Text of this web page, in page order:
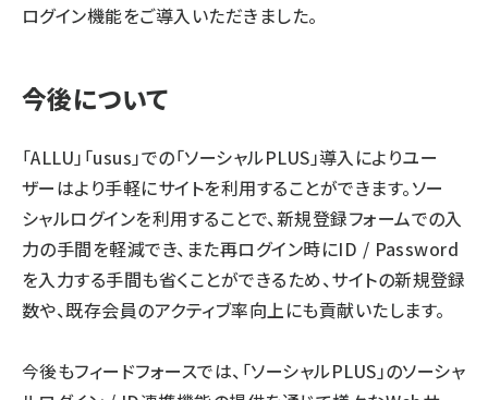
ログイン機能をご導入いただきました。
今後について
「ALLU」「usus」での「ソーシャルPLUS」導入によりユー
ザーはより手軽にサイトを利用することができます。ソー
シャルログインを利用することで、新規登録フォームでの入
力の手間を軽減でき、また再ログイン時にID / Password
を入力する手間も省くことができるため、サイトの新規登録
数や、既存会員のアクティブ率向上にも貢献いたします。
今後もフィードフォースでは、「ソーシャルPLUS」のソーシャ